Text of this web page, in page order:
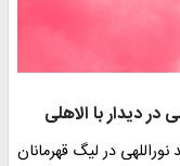
دیدار با الاهلی
در لیگ قهرمانان